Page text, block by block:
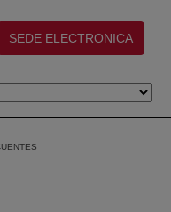
(abre en nueva ventana)
SEDE ELECTRONICA